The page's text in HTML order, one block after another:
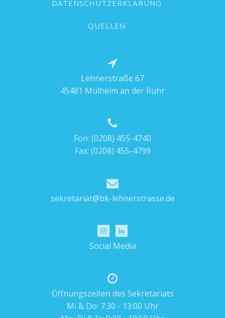
DATENSCHUTZERKLÄRUNG
QUELLEN
Lehnerstraße 67
45481 Mülheim an der Ruhr
Fon: (0208) 455-4740
Fax: (0208) 455-4799
sekretariat@bk-lehnerstrasse.de
Social Media
Öffnungszeiten des Sekretariats
Mi & Do: 7:30 - 13:00 Uhr